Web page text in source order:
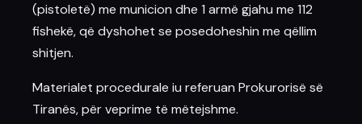
(pistoletë) me municion dhe 1 armë gjahu me 112
fishekë, që dyshohet se posedoheshin me qëllim
shitjen.
Materialet procedurale iu referuan Prokurorisë së
Tiranës, për veprime të mëtejshme.